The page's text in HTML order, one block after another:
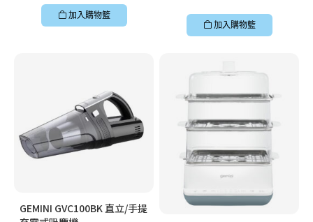
加入購物籃
加入購物籃
GEMINI GVC100BK 直立/手提